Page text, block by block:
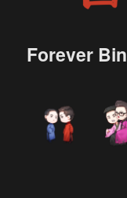
Forever